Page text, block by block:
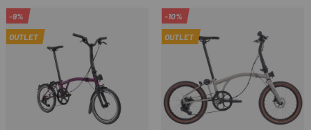
-9%
OUTLET
-10%
OUTLET